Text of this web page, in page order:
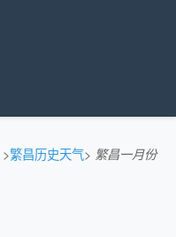
>繁昌历史天气> 繁昌一月份